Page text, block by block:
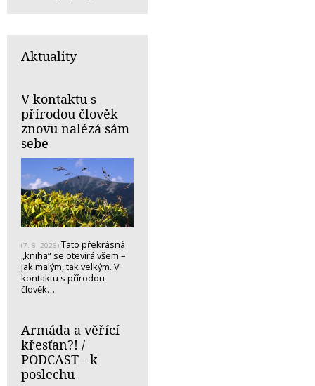
Aktuality
V kontaktu s
přírodou člověk
znovu nalézá sám
sebe
(7. 8. 2026) Tato překrásná
„kniha“ se otevírá všem –
jak malým, tak velkým. V
kontaktu s přírodou
člověk…
Armáda a věřící
křesťan?! /
PODCAST - k
poslechu